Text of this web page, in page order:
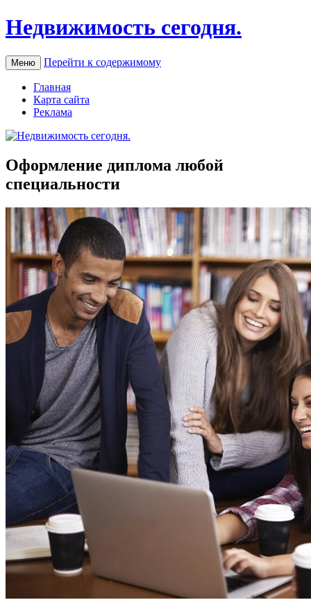
Недвижимость сегодня.
Меню Перейти к содержимому
Главная
Карта сайта
Реклама
Оформление диплома любой
специальности